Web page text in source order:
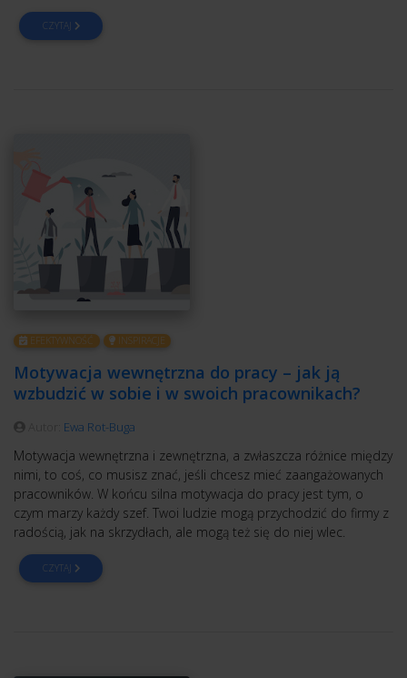
CZYTAJ
EFEKTYWNOŚĆ INSPIRACJE
Motywacja wewnętrzna do pracy – jak ją
wzbudzić w sobie i w swoich pracownikach?
Ewa Rot-Buga
Motywacja wewnętrzna i zewnętrzna, a zwłaszcza różnice między
nimi, to coś, co musisz znać, jeśli chcesz mieć zaangażowanych
pracowników. W końcu silna motywacja do pracy jest tym, o
czym marzy każdy szef. Twoi ludzie mogą przychodzić do firmy z
radością, jak na skrzydłach, ale mogą też się do niej wlec.
CZYTAJ